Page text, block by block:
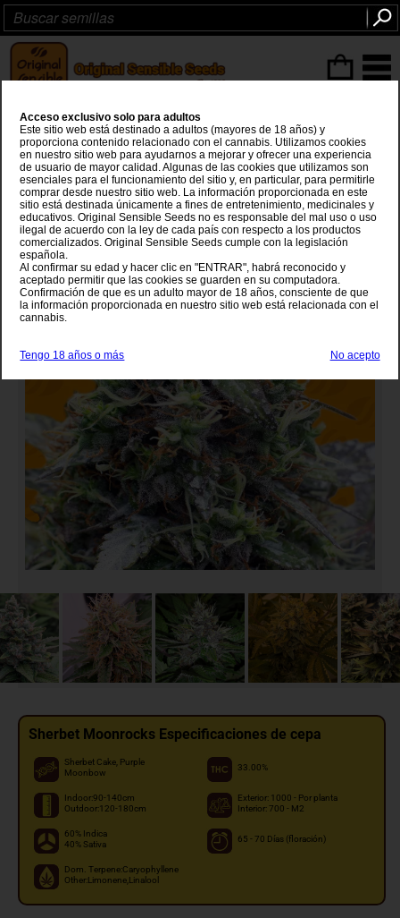
Sherbet Moonrocks
Sherbet Cakex Purple Moonbow
Sherbet Moonrocks Especificaciones de cepa
Sherbet Cake, Purple
Moonbow
33.00%
Indoor:90-140cm
Outdoor:120-180cm
Exterior: 1000 - Por planta
Interior: 700 - M2
60% Indica
40% Sativa
65 - 70 Días (floración)
Dom. Terpene:Caryophyllene
Other:Limonene,Linalool
Acceso exclusivo solo para adultos
Este sitio web está destinado a adultos (mayores de 18 años) y
proporciona contenido relacionado con el cannabis. Utilizamos cookies
en nuestro sitio web para ayudarnos a mejorar y ofrecer una experiencia
de usuario de mayor calidad. Algunas de las cookies que utilizamos son
esenciales para el funcionamiento del sitio y, en particular, para permitirle
comprar desde nuestro sitio web. La información proporcionada en este
sitio está destinada únicamente a fines de entretenimiento, medicinales y
educativos. Original Sensible Seeds no es responsable del mal uso o uso
ilegal de acuerdo con la ley de cada país con respecto a los productos
comercializados. Original Sensible Seeds cumple con la legislación
española.
Al confirmar su edad y hacer clic en "ENTRAR", habrá reconocido y
aceptado permitir que las cookies se guarden en su computadora.
Confirmación de que es un adulto mayor de 18 años, consciente de que
la información proporcionada en nuestro sitio web está relacionada con el
cannabis.
Tengo 18 años o más No acepto